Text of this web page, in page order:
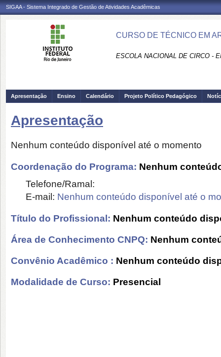
SIGAA - Sistema Integrado de Gestão de Atividades Acadêmicas
CURSO DE TÉCNICO EM
ESCOLA NACIONAL DE CIRCO -
Apresentação Ensino Calendário Projeto Político Pedagógico
Apresentação
Nenhum conteúdo disponível até o momento
Coordenação do Programa: Nenhum
Telefone/Ramal:
E-mail: Nenhum conteúdo disponível até o
Título do Profissional: Nenhum conteúdo
Área de Conhecimento CNPQ: Nenhum
Convênio Acadêmico : Nenhum conteúdo
Modalidade de Curso: Presencial